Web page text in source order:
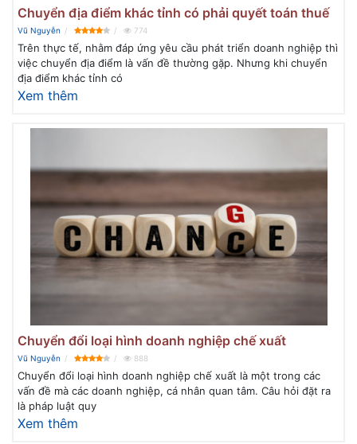
Chuyển địa điểm khác tỉnh có phải quyết toán thuế
Vũ Nguyễn 774
Trên thực tế, nhằm đáp ứng yêu cầu phát triển doanh nghiệp thì
việc chuyển địa điểm là vấn đề thường gặp. Nhưng khi chuyển
địa điểm khác tỉnh có
Xem thêm
Chuyển đổi loại hình doanh nghiệp chế xuất
Vũ Nguyễn 888
Chuyển đổi loại hình doanh nghiệp chế xuất là một trong các
vấn đề mà các doanh nghiệp, cá nhân quan tâm. Câu hỏi đặt ra
là pháp luật quy
Xem thêm